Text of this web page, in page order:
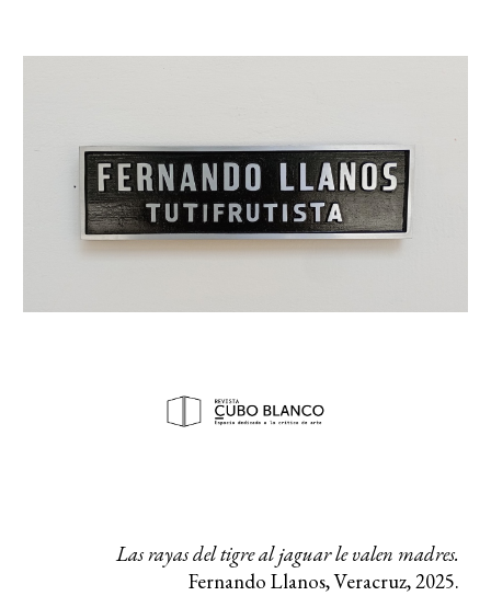
Las rayas del tigre al jaguar le valen madres.
Fernando Llanos, Veracruz, 2025.